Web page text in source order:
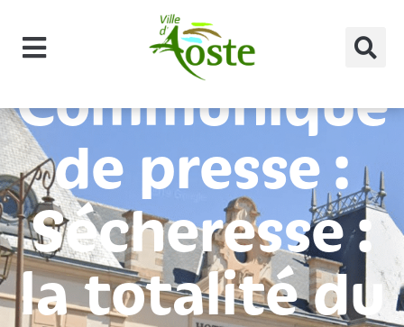
Communiqué
de presse :
Sécheresse :
la totalité du